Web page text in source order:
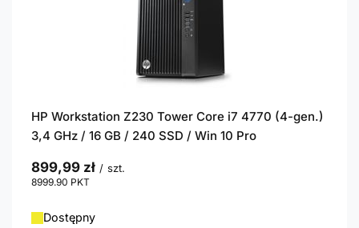
HP Workstation Z230 Tower Core i7 4770 (4-gen.)
3,4 GHz / 16 GB / 240 SSD / Win 10 Pro
899,99 zł / szt.
8999.90 PKT
Dostępny